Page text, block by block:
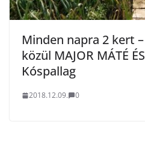
Minden napra 2 kert
közül MAJOR MÁTÉ
Kóspallag
2018.12.09. 0